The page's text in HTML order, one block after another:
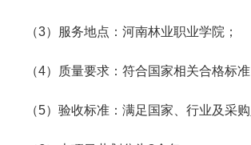
（3）服务地点：河南林业职业学院；
（4）质量要求：符合国家相关合格标准
（5）验收标准：满足国家、行业及采